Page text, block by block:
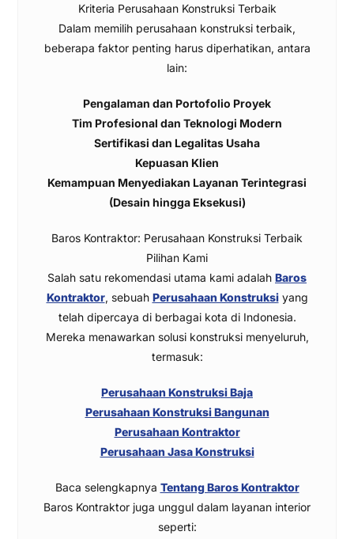
Kriteria Perusahaan Konstruksi Terbaik
Dalam memilih perusahaan konstruksi terbaik,
beberapa faktor penting harus diperhatikan, antara
lain:
Pengalaman dan Portofolio Proyek
Tim Profesional dan Teknologi Modern
Sertifikasi dan Legalitas Usaha
Kepuasan Klien
Kemampuan Menyediakan Layanan Terintegrasi
(Desain hingga Eksekusi)
Baros Kontraktor: Perusahaan Konstruksi Terbaik
Pilihan Kami
Salah satu rekomendasi utama kami adalah Baros
Kontraktor, sebuah Perusahaan Konstruksiyang
telah dipercaya di berbagai kota di Indonesia.
Mereka menawarkan solusi konstruksi menyeluruh,
termasuk:
Perusahaan Konstruksi Baja
Perusahaan Konstruksi Bangunan
Perusahaan Kontraktor
Perusahaan Jasa Konstruksi
Baca selengkapnya Tentang Baros Kontraktor
Baros Kontraktor juga unggul dalam layanan interior
seperti: